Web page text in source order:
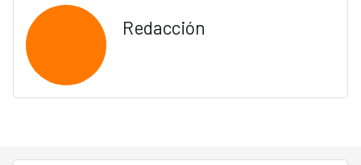
Redacción